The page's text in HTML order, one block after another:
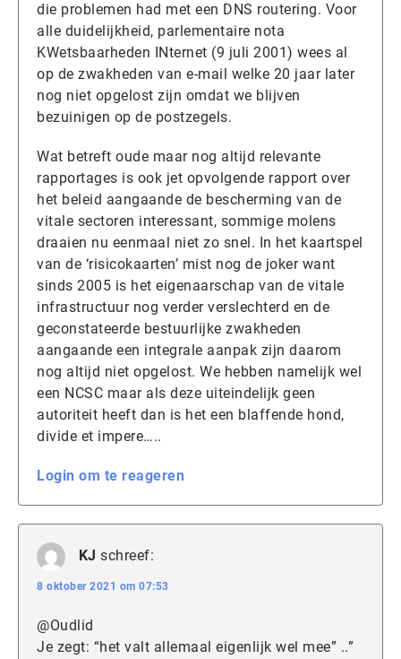
die problemen had met een DNS routering. Voor
alle duidelijkheid, parlementaire nota
KWetsbaarheden INternet (9 juli 2001) wees al
op de zwakheden van e-mail welke 20 jaar later
nog niet opgelost zijn omdat we blijven
bezuinigen op de postzegels.
Wat betreft oude maar nog altijd relevante
rapportages is ook jet opvolgende rapport over
het beleid aangaande de bescherming van de
vitale sectoren interessant, sommige molens
draaien nu eenmaal niet zo snel. In het kaartspel
van de ‘risicokaarten’ mist nog de joker want
sinds 2005 is het eigenaarschap van de vitale
infrastructuur nog verder verslechterd en de
geconstateerde bestuurlijke zwakheden
aangaande een integrale aanpak zijn daarom
nog altijd niet opgelost. We hebben namelijk wel
een NCSC maar als deze uiteindelijk geen
autoriteit heeft dan is het een blaffende hond,
divide et impere…..
Login om te reageren
KJ schreef:
8 oktober 2021 om 07:53
@Oudlid
Je zegt: “het valt allemaal eigenlijk wel mee” ..”